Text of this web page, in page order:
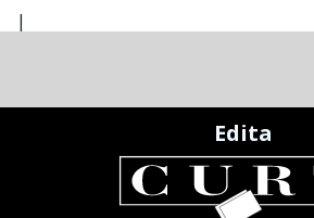
|
Edita